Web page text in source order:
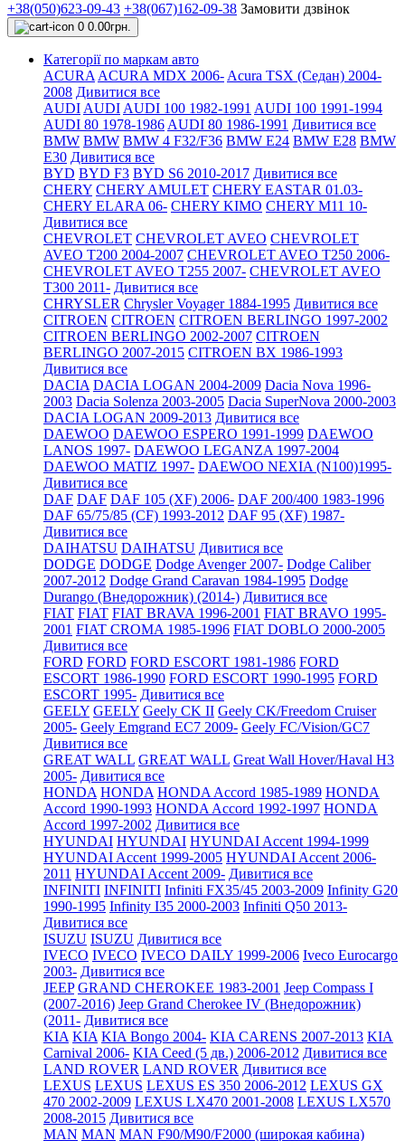
+38(050)623-09-43 +38(067)162-09-38 Замовити дзвінок
0 0.00грн.
Категорії по маркам авто
ACURA ACURA MDX 2006- Acura TSX (Седан) 2004-
2008 Дивитися все
AUDI AUDI AUDI 100 1982-1991 AUDI 100 1991-1994
AUDI 80 1978-1986 AUDI 80 1986-1991 Дивитися все
BMW BMW BMW 4 F32/F36 BMW E24 BMW E28 BMW
E30 Дивитися все
BYD BYD F3 BYD S6 2010-2017 Дивитися все
CHERY CHERY AMULET CHERY EASTAR 01.03-
CHERY ELARA 06- CHERY KIMO CHERY M11 10-
Дивитися все
CHEVROLET CHEVROLET AVEO CHEVROLET
AVEO Т200 2004-2007 CHEVROLET AVEO Т250 2006-
CHEVROLET AVEO Т255 2007- CHEVROLET AVEO
Т300 2011- Дивитися все
CHRYSLER Chrysler Voyager 1884-1995 Дивитися все
CITROEN CITROEN CITROEN BERLINGO 1997-2002
CITROEN BERLINGO 2002-2007 CITROEN
BERLINGO 2007-2015 CITROEN BX 1986-1993
Дивитися все
DACIA DACIA LOGAN 2004-2009 Dacia Nova 1996-
2003 Dacia Solenza 2003-2005 Dacia SuperNova 2000-2003
DACIA LOGAN 2009-2013 Дивитися все
DAEWOO DAEWOO ESPERO 1991-1999 DAEWOO
LANOS 1997- DAEWOO LEGANZA 1997-2004
DAEWOO MATIZ 1997- DAEWOO NEXIA (N100)1995-
Дивитися все
DAF DAF DAF 105 (XF) 2006- DAF 200/400 1983-1996
DAF 65/75/85 (CF) 1993-2012 DAF 95 (XF) 1987-
Дивитися все
DAIHATSU DAIHATSU Дивитися все
DODGE DODGE Dodge Avenger 2007- Dodge Caliber
2007-2012 Dodge Grand Caravan 1984-1995 Dodge
Durango (Внедорожник) (2014-) Дивитися все
FIAT FIAT FIAT BRAVA 1996-2001 FIAT BRAVO 1995-
2001 FIAT CROMA 1985-1996 FIAT DOBLO 2000-2005
Дивитися все
FORD FORD FORD ESCORT 1981-1986 FORD
ESCORT 1986-1990 FORD ESCORT 1990-1995 FORD
ESCORT 1995- Дивитися все
GEELY GEELY Geely CK II Geely CK/Freedom Cruiser
2005- Geely Emgrand EC7 2009- Geely FC/Vision/GC7
Дивитися все
GREAT WALL GREAT WALL Great Wall Hover/Haval H3
2005- Дивитися все
HONDA HONDA HONDA Accord 1985-1989 HONDA
Accord 1990-1993 HONDA Accord 1992-1997 HONDA
Accord 1997-2002 Дивитися все
HYUNDAI HYUNDAI HYUNDAI Accent 1994-1999
HYUNDAI Accent 1999-2005 HYUNDAI Accent 2006-
2011 HYUNDAI Accent 2009- Дивитися все
INFINITI INFINITI Infiniti FX35/45 2003-2009 Infinity G20
1990-1995 Infinity I35 2000-2003 Infiniti Q50 2013-
Дивитися все
ISUZU ISUZU Дивитися все
IVECO IVECO IVECO DAILY 1999-2006 Iveco Eurocargo
2003- Дивитися все
JEEP GRAND CHEROKEE 1983-2001 Jeep Compass I
(2007-2016) Jeep Grand Cherokee IV (Внедорожник)
(2011- Дивитися все
KIA KIA KIA Bongo 2004- KIA CARENS 2007-2013 KIA
Carnival 2006- KIA Ceed (5 дв.) 2006-2012 Дивитися все
LAND ROVER LAND ROVER Дивитися все
LEXUS LEXUS LEXUS ES 350 2006-2012 LEXUS GX
470 2002-2009 LEXUS LX470 2001-2008 LEXUS LX570
2008-2015 Дивитися все
MAN MAN MAN F90/M90/F2000 (широкая кабина)